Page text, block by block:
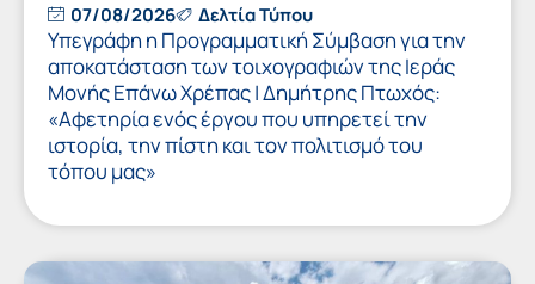
07/08/2026 Δελτία Τύπου
Υπεγράφη η Προγραμματική Σύμβαση για την
αποκατάσταση των τοιχογραφιών της Ιεράς
Μονής Επάνω Χρέπας | Δημήτρης Πτωχός:
«Αφετηρία ενός έργου που υπηρετεί την
ιστορία, την πίστη και τον πολιτισμό του
τόπου μας»